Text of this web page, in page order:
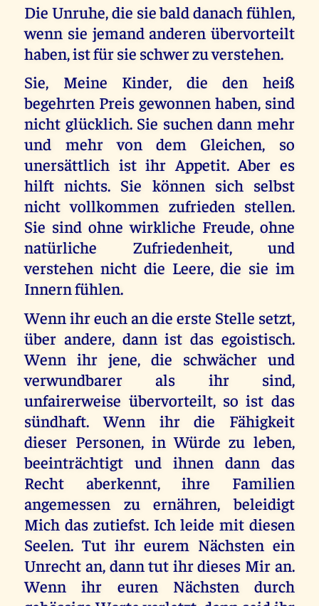
Die Unruhe, die sie bald danach fühlen,
wenn sie jemand anderen übervorteilt
haben, ist für sie schwer zu verstehen.
Sie, Meine Kinder, die den heiß
begehrten Preis gewonnen haben, sind
nicht glücklich. Sie suchen dann mehr
und mehr von dem Gleichen, so
unersättlich ist ihr Appetit. Aber es
hilft nichts. Sie können sich selbst
nicht vollkommen zufrieden stellen.
Sie sind ohne wirkliche Freude, ohne
natürliche Zufriedenheit, und
verstehen nicht die Leere, die sie im
Innern fühlen.
Wenn ihr euch an die erste Stelle setzt,
über andere, dann ist das egoistisch.
Wenn ihr jene, die schwächer und
verwundbarer als ihr sind,
unfairerweise übervorteilt, so ist das
sündhaft. Wenn ihr die Fähigkeit
dieser Personen, in Würde zu leben,
beeinträchtigt und ihnen dann das
Recht aberkennt, ihre Familien
angemessen zu ernähren, beleidigt
Mich das zutiefst. Ich leide mit diesen
Seelen. Tut ihr eurem Nächsten ein
Unrecht an, dann tut ihr dieses Mir an.
Wenn ihr euren Nächsten durch